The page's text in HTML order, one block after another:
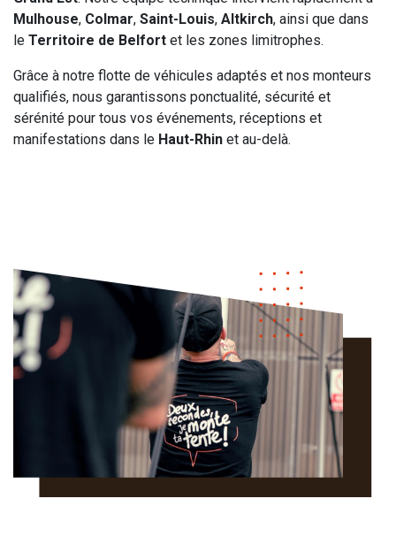
Mulhouse, Colmar, Saint-Louis, Altkirch, ainsi que dans
le Territoire de Belfort et les zones limitrophes.
Grâce à notre flotte de véhicules adaptés et nos monteurs
qualifiés, nous garantissons ponctualité, sécurité et
sérénité pour tous vos événements, réceptions et
manifestations dans le Haut-Rhin et au-delà.